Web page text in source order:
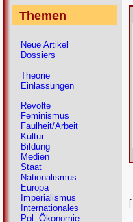
[
Themen
Neue Artikel
Dossiers
Theorie
Einlassungen
Revolte
Feminismus
Faulheit/Arbeit
Kultur
Bildung
Medien
Staat
Nationalismus
Europa
Imperialismus
Internationales
Pol. Ökonomie